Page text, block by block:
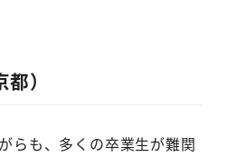
）
らも、多くの卒業生が難関